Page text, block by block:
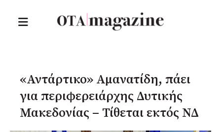
«Αντάρτικο» Αμανατίδη, πάει
για περιφερειάρχης Δυτικής
Μακεδονίας – Τίθεται εκτός ΝΔ